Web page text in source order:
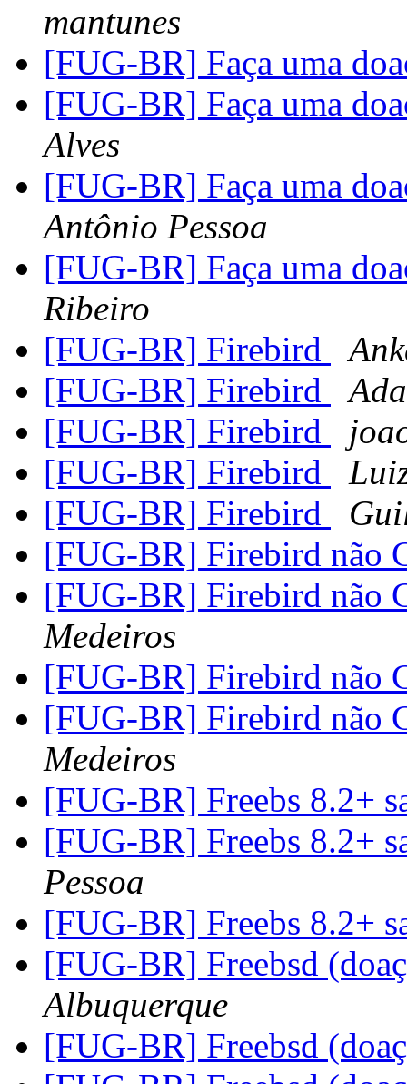
mantunes
[FUG-BR] Faça uma
[FUG-BR] Faça uma
Alves
[FUG-BR] Faça uma
Antônio Pessoa
[FUG-BR] Faça uma
Ribeiro
[FUG-BR] Firebird
[FUG-BR] Firebird
[FUG-BR] Firebird
[FUG-BR] Firebird
[FUG-BR] Firebird
[FUG-BR] Firebird não
[FUG-BR] Firebird não
Medeiros
[FUG-BR] Firebird não
[FUG-BR] Firebird não
Medeiros
[FUG-BR] Freebs 8.2+
[FUG-BR] Freebs 8.2+
Pessoa
[FUG-BR] Freebs 8.2+
[FUG-BR] Freebsd
Albuquerque
[FUG-BR] Freebsd